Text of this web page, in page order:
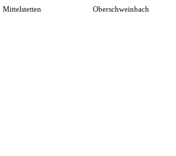
Mittelstetten Oberschweinbach